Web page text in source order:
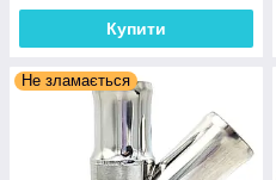
Купити
Не зламається